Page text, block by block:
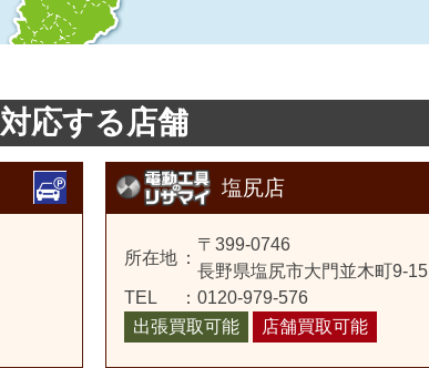
対応する店舗
塩尻店
所在地 ：
〒399-0746
長野県塩尻市大門並木町9-15
TEL
： 0120-979-576
出張買取可能
店舗買取可能